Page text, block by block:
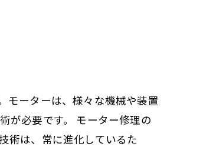
モーターは、様々な機械や装置
が必要です。 モーター修理の
術は、常に進化しているた